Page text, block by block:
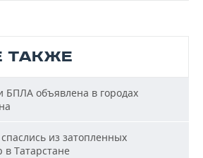
ТАКЖЕ
БПЛА объявлена в городах
из затопленных
Татарстане